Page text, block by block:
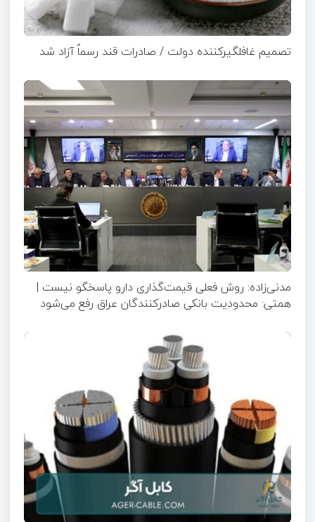
تصمیم غافلگیرکننده دولت / صادرات قند رسماً آزاد شد
مدنی‌زاده: روش فعلی قیمت‌گذاری دارو پاسخگو نیست |
همتی: محدودیت بانکی صادرکنندگان عراق رفع می‌شود